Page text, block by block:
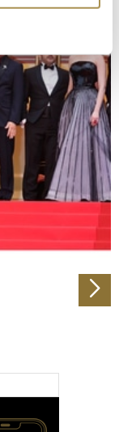
genau sein
identifizieren
Daten
im
zu
anbieten
zu Ihrer
Partner für
mit
bereitgestellt